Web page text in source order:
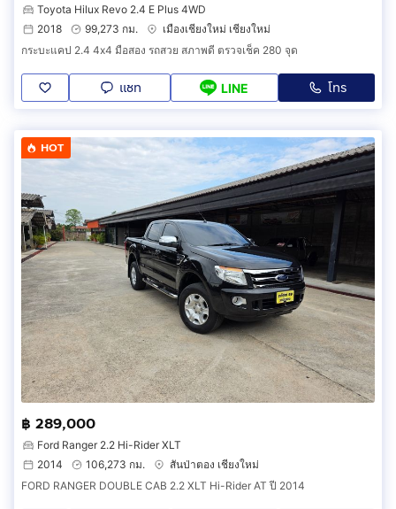
Toyota Hilux Revo 2.4 E Plus 4WD
2018
99,273 กม.
เมืองเชียงใหม่ เชียงใหม่
กระบะแคป 2.4 4x4 มือสอง รถสวย สภาพดี ตรวจเช็ค 280 จุด
แชท LINE โทร
HOT
฿ 289,000
Ford Ranger 2.2 Hi-Rider XLT
2014
106,273 กม.
สันป่าตอง เชียงใหม่
FORD RANGER DOUBLE CAB 2.2 XLT Hi-Rider AT ปี 2014